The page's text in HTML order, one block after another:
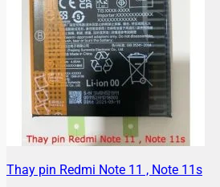
Thay pin Redmi Note 11 , Note 11s